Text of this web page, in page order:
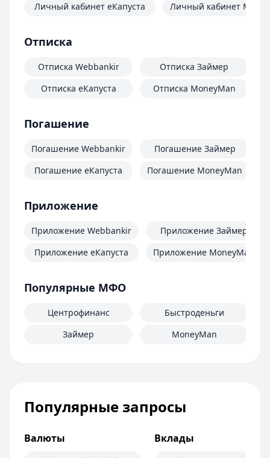
Личный кабинет еКапуста
Личный кабинет
Отписка
Отписка Webbankir
Отписка еКапуста
Отписка Займер
Отписка MoneyMan
Погашение
Погашение Webbankir
Погашение еКапуста
Погашение Займер
Погашение MoneyMan
Приложение
Приложение Webbankir
Приложение еКапуста
Приложение Займер
Приложение MoneyMan
Популярные МФО
Центрофинанс
Займер
Быстроденьги
MoneyMan
Популярные запросы
Валюты Вклады